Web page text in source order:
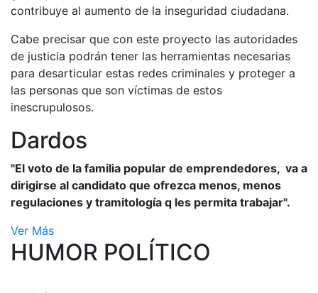
contribuye al aumento de la inseguridad ciudadana.
Cabe precisar que con este proyecto las autoridades
de justicia podrán tener las herramientas necesarias
para desarticular estas redes criminales y proteger a
las personas que son víctimas de estos
inescrupulosos.
Dardos
"El voto de la familia popular de emprendedores, va a
dirigirse al candidato que ofrezca menos, menos
regulaciones y tramitología q les permita trabajar".
Ver Más
HUMOR POLÍTICO